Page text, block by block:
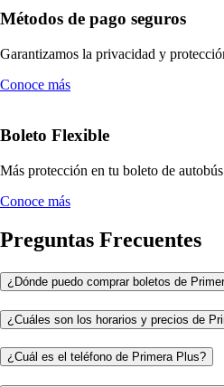
Métodos de pago seguros
Garantizamos la privacidad y
Conoce más
Boleto Flexible
Más protección en tu boleto de
Conoce más
Preguntas Frecuentes
¿Dónde puedo comprar boletos de
¿Cuáles son los horarios y precios de
¿Cuál es el teléfono de Primera Plus?